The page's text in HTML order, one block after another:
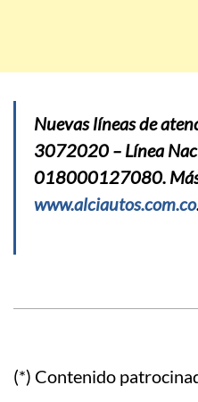
Nuevas líneas de
3072020 – Línea
018000127080.
www.alciautos.com.co
(*) Contenido